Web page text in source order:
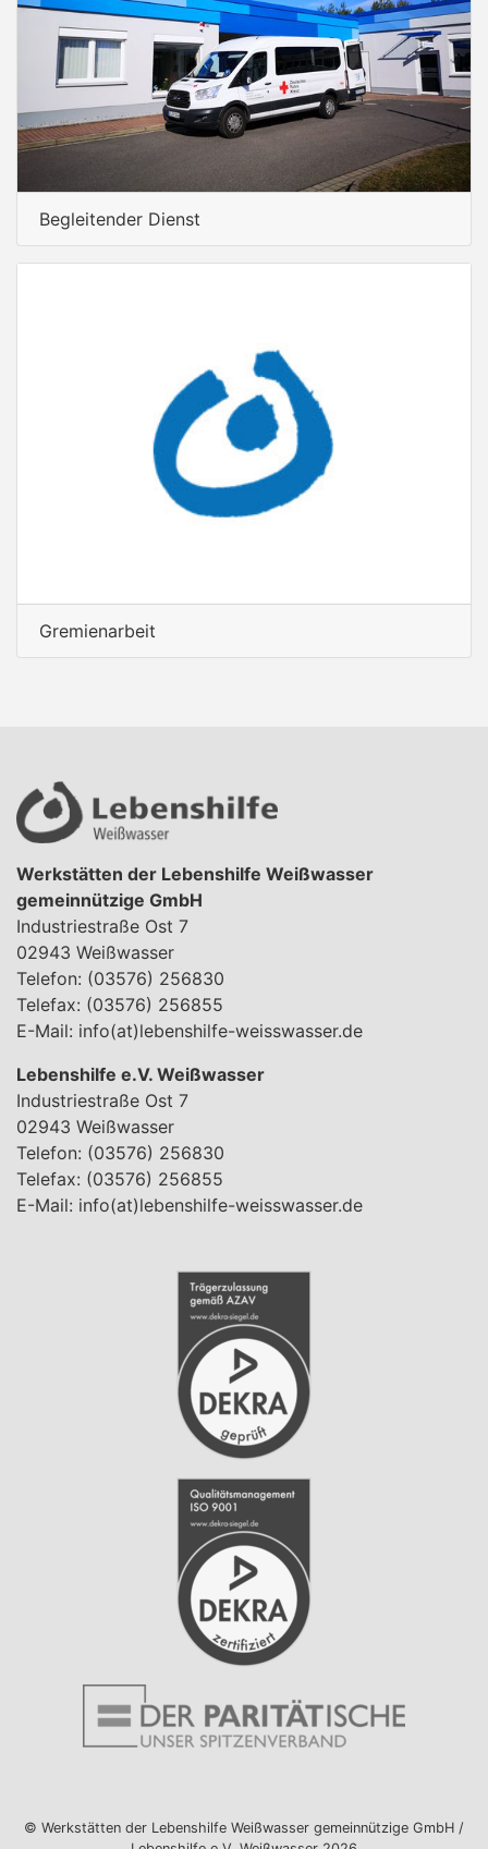
Begleitender Dienst
Gremienarbeit
Werkstätten der Lebenshilfe Weißwasser
gemeinnützige GmbH
Industriestraße Ost 7
02943 Weißwasser
Telefon: (03576) 256830
Telefax: (03576) 256855
E-Mail: info(at)lebenshilfe-weisswasser.de
Lebenshilfe e.V. Weißwasser
Industriestraße Ost 7
02943 Weißwasser
Telefon: (03576) 256830
Telefax: (03576) 256855
E-Mail: info(at)lebenshilfe-weisswasser.de
© Werkstätten der Lebenshilfe Weißwasser gemeinnützige GmbH /